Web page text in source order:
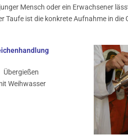
Mensch oder ein Erwachsener
Taufe ist die konkrete Aufnahme in die
Übergießen
Weihwasser